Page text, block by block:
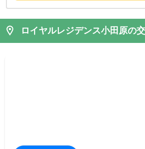
ロイヤルレジデンス小田原の